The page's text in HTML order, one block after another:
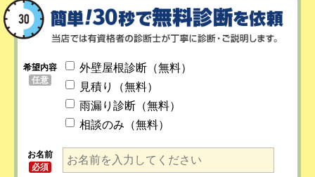
希望内容
任意
外壁屋根診断（無料）
見積り（無料）
雨漏り診断（無料）
相談のみ（無料）
お名前
必須